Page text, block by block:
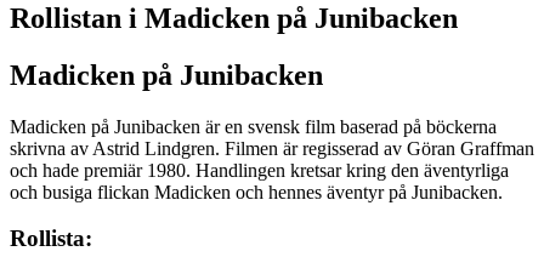
Rollistan i Madicken på Junibacken
Madicken på Junibacken
Madicken på Junibacken är en svensk film baserad på böckerna
skrivna av Astrid Lindgren. Filmen är regisserad av Göran Graffman
och hade premiär 1980. Handlingen kretsar kring den äventyrliga
och busiga flickan Madicken och hennes äventyr på Junibacken.
Rollista: